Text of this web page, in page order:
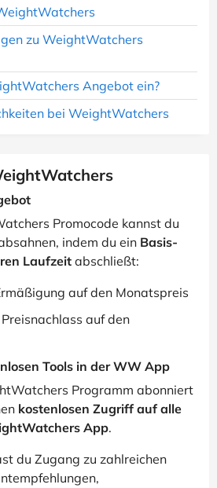
zu WeightWatchers
Angebot ein?
bei WeightWatchers
Promocode kannst du
indem du ein Basis-
Laufzeit abschließt:
auf den Monatspreis
Preisnachlass auf den
Tools in der WW App
Programm abonniert
kostenlosen Zugriff auf alle
App.
du Zugang zu zahlreichen